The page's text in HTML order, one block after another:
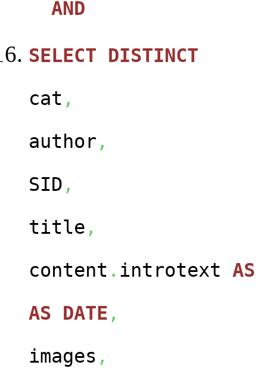
AND
SELECT
DISTINCT
cat ,
author ,
SID ,
title ,
content . introtext AS
AS
DATE ,
images ,